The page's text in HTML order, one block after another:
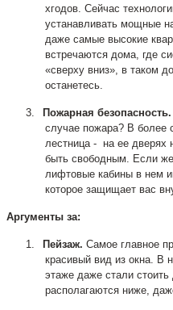
хгодов. Сейчас
устанавливать мощные
даже самые высокие
встречаются дома, где
«сверху вниз», в таком
останетесь.
3. Пожарная безопасность.
случае пожара? В более
лестница - на ее дверях
быть свободным. Если
лифтовые кабины в нем
которое защищает вас
Аргументы за:
1. Пейзаж. Самое главное
красивый вид из окна. В
этаже даже стали
располагаются ниже,